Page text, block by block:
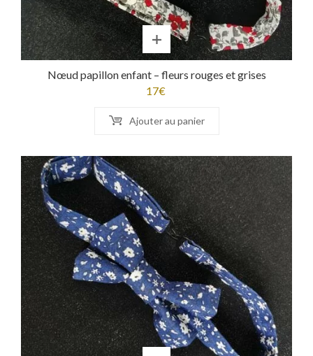
Nœud papillon enfant – fleurs rouges et grises
17€
Ajouter au panier